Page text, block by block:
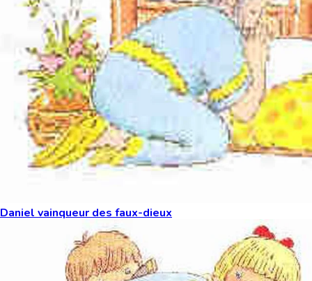
Daniel vainqueur des faux-dieux